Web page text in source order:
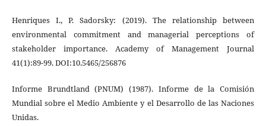
Henriques I., P. Sadorsky: (2019). The relationship between
environmental commitment and managerial perceptions of
stakeholder importance. Academy of Management Journal
41(1):89-99. DOI:10.5465/256876
Informe Brundtland (PNUM) (1987). Informe de la Comisión
Mundial sobre el Medio Ambiente y el Desarrollo de las Naciones
Unidas.